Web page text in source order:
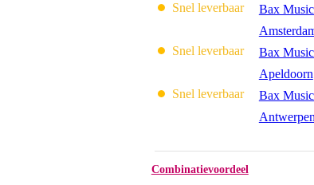
Snel leverbaar
Bax
Snel leverbaar
Bax
Apeldoorn
Snel leverbaar
Bax
Antwerpen
Combinatievoordeel